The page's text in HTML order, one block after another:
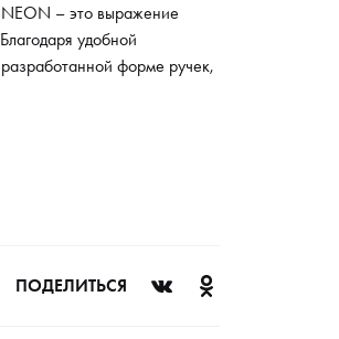
NEON – это выражение
удобной
форме ручек,
и осуществлять
рук и позволяя
срез. Ножницы имеют
ПОДЕЛИТЬСЯ